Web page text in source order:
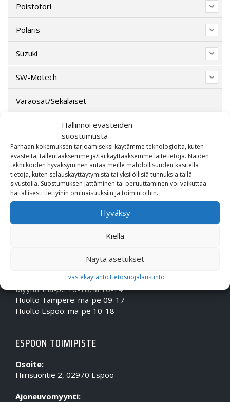
Hallinnoi evästeiden
suostumusta
Parhaan kokemuksen tarjoamiseksi käytämme teknologioita, kuten
evästeitä, tallentaaksemme ja/tai käyttääksemme laitetietoja. Näiden
tekniikoiden hyväksyminen antaa meille mahdollisuuden käsitellä
tietoja, kuten selauskäyttäytymistä tai yksilöllisiä tunnuksia tällä
sivustolla. Suostumuksen jättäminen tai peruuttaminen voi vaikuttaa
haitallisesti tiettyihin ominaisuuksiin ja toimintoihin.
Hyväksy
Kiellä
Näytä asetukset
EvästekäytäntöTietosuojalausunto
Poistotori
Polaris
Suzuki
SW-Motech
Varaosat/Sekalaiset
OTA MEIHIN YHTEYTTÄ!
010 617 0600
0748389-3
Myynti: ma-pe 10-18, la 10-14
Huolto Tampere: ma-pe 09-17
Huolto Espoo: ma-pe 10-18
ESPOON TOIMIPISTE
Osoite:
Hiirisuontie 2, 02970 Espoo
Ajoneuvomyynti: